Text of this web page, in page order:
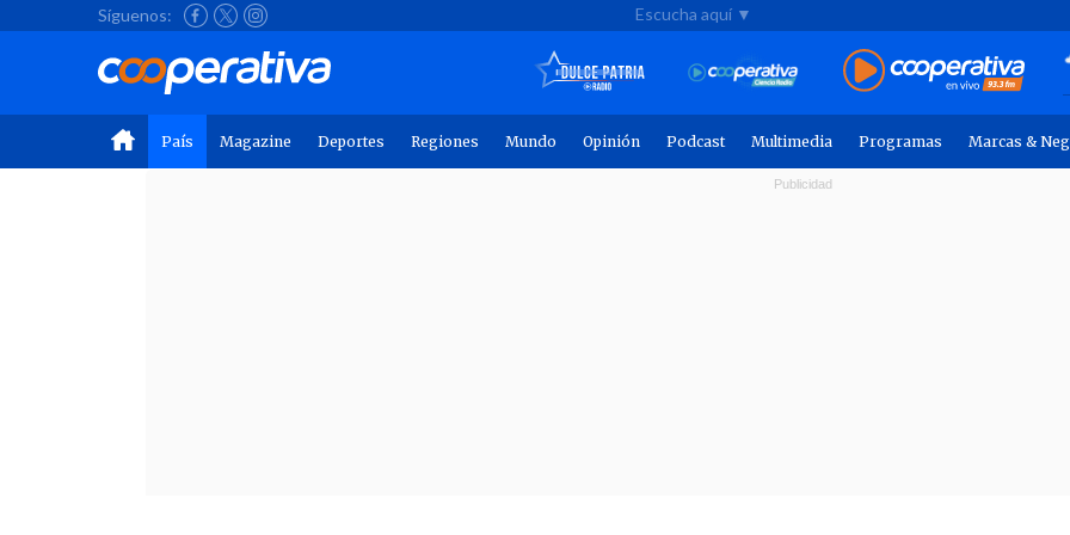
Síguenos: Escucha aquí ▼
País Magazine Deportes Regiones Mundo Opinión Podcast Multimedia Programas Marcas &